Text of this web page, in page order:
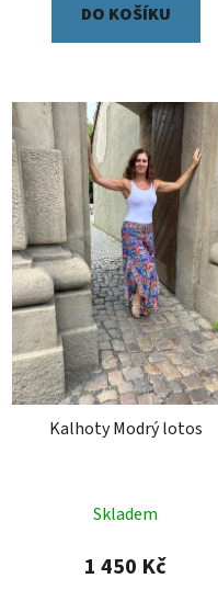
DO KOŠÍKU
Kalhoty Modrý lotos
Skladem
1 450 Kč